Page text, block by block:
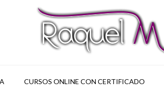
CURSOS ONLINE CON CERTIFICADO